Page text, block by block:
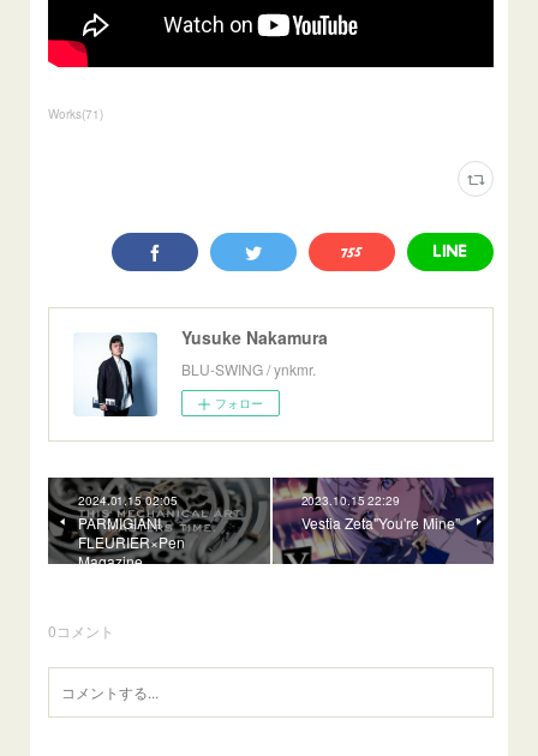
Works(71)
Yusuke Nakamura
BLU-SWING / ynkmr.
フォロー
2024.01.15 02:05
PARMIGIANI
FLEURIER×Pen
Magazine
2023.10.15 22:29
Vestia Zeta"You're Mine"
0コメント